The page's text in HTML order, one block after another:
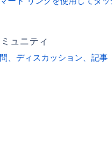
ュニティ
、ディスカッション、記事